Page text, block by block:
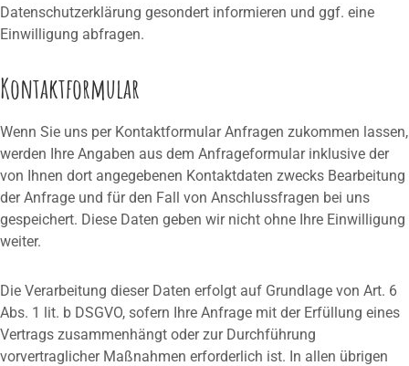
Datenschutzerklärung gesondert informieren und ggf. eine
Einwilligung abfragen.
Kontaktformular
Wenn Sie uns per Kontaktformular Anfragen zukommen lassen,
werden Ihre Angaben aus dem Anfrageformular inklusive der
von Ihnen dort angegebenen Kontaktdaten zwecks Bearbeitung
der Anfrage und für den Fall von Anschlussfragen bei uns
gespeichert. Diese Daten geben wir nicht ohne Ihre Einwilligung
weiter.
Die Verarbeitung dieser Daten erfolgt auf Grundlage von Art. 6
Abs. 1 lit. b DSGVO, sofern Ihre Anfrage mit der Erfüllung eines
Vertrags zusammenhängt oder zur Durchführung
vorvertraglicher Maßnahmen erforderlich ist. In allen übrigen